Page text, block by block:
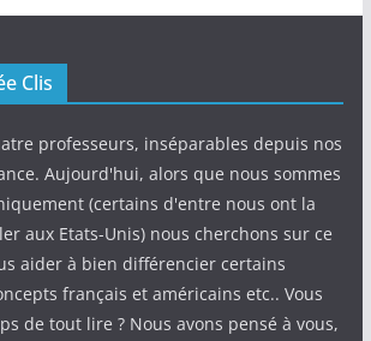
Clis
professeurs, inséparables depuis nos
Aujourd'hui, alors que nous sommes
(certains d'entre nous ont la
aux Etats-Unis) nous cherchons sur ce
aider à bien différencier certains
français et américains etc.. Vous
de tout lire ? Nous avons pensé à vous,